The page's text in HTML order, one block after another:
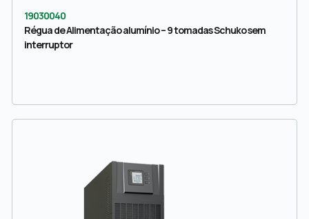
19030040
Régua de Alimentação alumínio – 9 tomadas Schuko sem
interruptor